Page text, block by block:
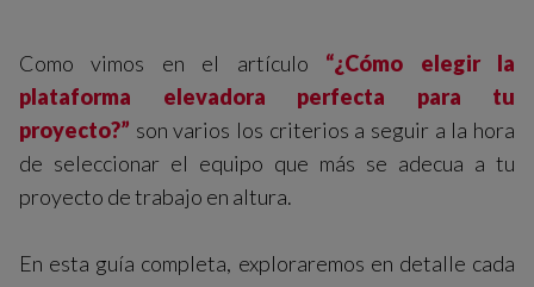
Como vimos en el artículo
“¿Cómo elegir la
plataforma elevadora perfecta para tu
proyecto?” son varios los criterios a seguir a la hora
de seleccionar el equipo que más se adecua a tu
proyecto de trabajo en altura.
En esta guía completa, exploraremos en detalle cada